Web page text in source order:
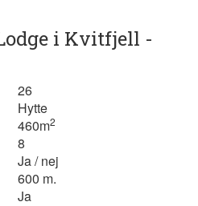
i Kvitfjell -
26
Hytte
460m2
8
Ja / nej
600 m.
Ja